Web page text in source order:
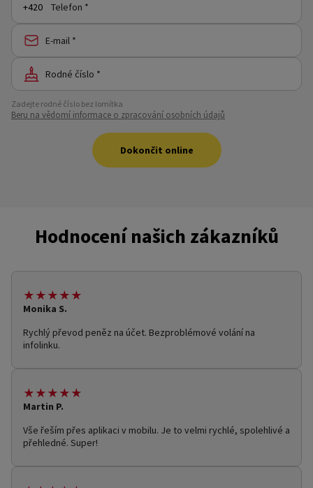
Telefon *
E-mail *
Rodné číslo *
Zadejte rodné číslo bez lomítka
Beru na vědomí informace o zpracování osobních údajů
Dokončit online
Hodnocení našich zákazníků
★★★★★
Monika S.
Rychlý převod peněz na účet. Bezproblémové volání na
infolinku.
★★★★★
Martin P.
Vše řeším přes aplikaci v mobilu. Je to velmi rychlé, spolehlivé a
přehledné. Super!